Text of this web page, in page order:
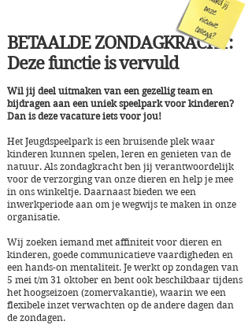
BETAALDE ZONDAGKRACHT:
Deze functie is vervuld
Wil jij deel uitmaken van een gezellig team en
bijdragen aan een uniek speelpark voor kinderen?
Dan is deze vacature iets voor jou!
Het Jeugdspeelpark is een bruisende plek waar
kinderen kunnen spelen, leren en genieten van de
natuur. Als zondagkracht ben jij verantwoordelijk
voor de verzorging van onze dieren en help je mee
in ons winkeltje. Daarnaast bieden we een
inwerkperiode aan om je wegwijs te maken in onze
organisatie.
Wij zoeken iemand met affiniteit voor dieren en
kinderen, goede communicatieve vaardigheden en
een hands-on mentaliteit. Je werkt op zondagen van
5 mei t/m 31 oktober en bent ook beschikbaar tijdens
het hoogseizoen (zomervakantie), waarin we een
flexibele inzet verwachten op de andere dagen dan
de zondagen.